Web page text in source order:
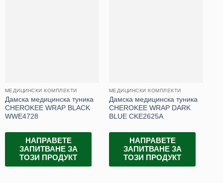
МЕДИЦИНСКИ КОМПЛЕКТИ
Дамска медицинска туника
CHEROKEE WRAP BLACK
WWE4728
НАПРАВЕТЕ
ЗАПИТВАНЕ ЗА
ТОЗИ ПРОДУКТ
МЕДИЦИНСКИ КОМПЛЕКТИ
Дамска медицинска туника
CHEROKEE WRAP DARK
BLUE CKE2625A
НАПРАВЕТЕ
ЗАПИТВАНЕ ЗА
ТОЗИ ПРОДУКТ